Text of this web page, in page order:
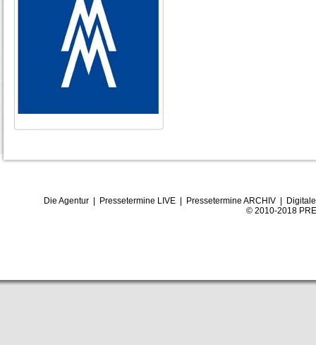
Die Agentur| Pressetermine LIVE| Pressetermine ARCHIV|
© 2010-2018